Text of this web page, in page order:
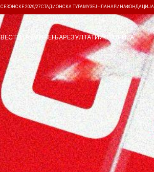
СЕЗОНСКЕ 2026/27СТАДИОНСКА ТУРА МУЗЕЈ ЧЛАНАРИНАФОНДАЦИЈА
ВЕСТИТАКМИЧЕЊАРЕЗУЛТАТИИСТОРИЈА